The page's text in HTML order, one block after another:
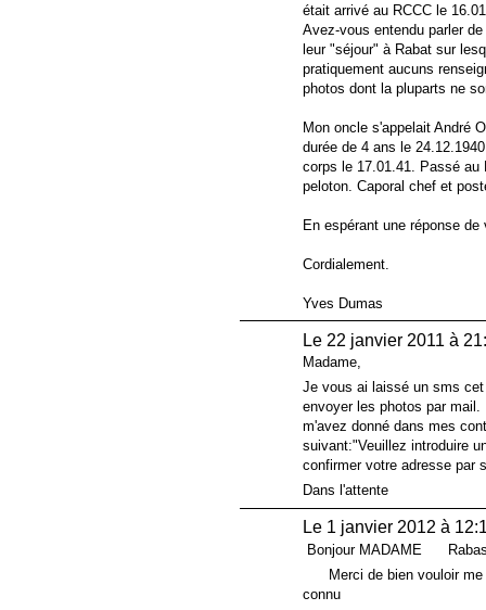
était arrivé au RCCC le
Avez-vous entendu parler
leur "séjour" à Rabat sur
pratiquement aucuns
photos dont la pluparts ne
Mon oncle s'appelait André
durée de 4 ans le
corps le 17.01.41. Passé au
peloton. Caporal chef et
En espérant une réponse de
Cordialement.
Yves Dumas
Le 22 janvier 2011 à
Madame,
Je vous ai laissé un sms
envoyer les photos par
m'avez donné dans mes
suivant:"Veuillez introduire
confirmer votre adresse par
Dans l'attente
Le 1 janvier 2012 à
Bonjour MADAME
Merci de bien vouloir me
connu